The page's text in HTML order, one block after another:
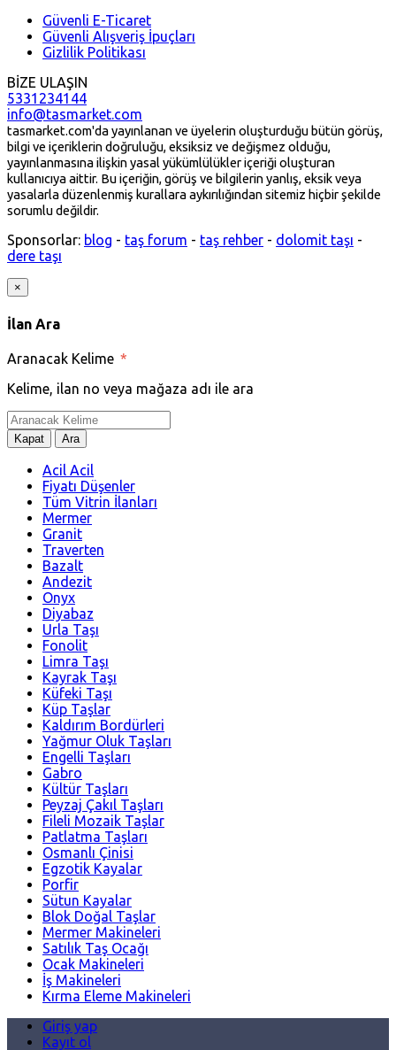
Güvenli E-Ticaret
Güvenli Alışveriş İpuçları
Gizlilik Politikası
BİZE ULAŞIN
5331234144
info@tasmarket.com
tasmarket.com'da yayınlanan ve üyelerin oluşturduğu bütün görüş,
bilgi ve içeriklerin doğruluğu, eksiksiz ve değişmez olduğu,
yayınlanmasına ilişkin yasal yükümlülükler içeriği oluşturan
kullanıcıya aittir. Bu içeriğin, görüş ve bilgilerin yanlış, eksik veya
yasalarla düzenlenmiş kurallara aykırılığından sitemiz hiçbir şekilde
sorumlu değildir.
Sponsorlar: blog - taş forum - taş rehber - dolomit taşı -
dere taşı
×
İlan Ara
Aranacak Kelime *
Kelime, ilan no veya mağaza adı ile ara
Kapat Ara
Acil Acil
Fiyatı Düşenler
Tüm Vitrin İlanları
Mermer
Granit
Traverten
Bazalt
Andezit
Onyx
Diyabaz
Urla Taşı
Fonolit
Limra Taşı
Kayrak Taşı
Küfeki Taşı
Küp Taşlar
Kaldırım Bordürleri
Yağmur Oluk Taşları
Engelli Taşları
Gabro
Kültür Taşları
Peyzaj Çakıl Taşları
Fileli Mozaik Taşlar
Patlatma Taşları
Osmanlı Çinisi
Egzotik Kayalar
Porfir
Sütun Kayalar
Blok Doğal Taşlar
Mermer Makineleri
Satılık Taş Ocağı
Ocak Makineleri
İş Makineleri
Kırma Eleme Makineleri
Giriş yap
Kayıt ol